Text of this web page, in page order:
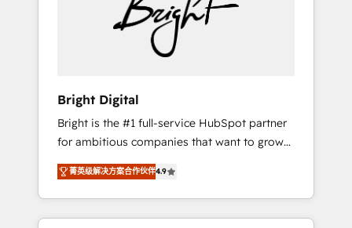
Impact Award 🏆2022 Platform Migration
Excellence Impact Award 🏆2020 Elite
Solutions Partner 🏆2019 Integrations
Website Design HubSpot Impact Award 🏆
2017 Website Design HubSpot Impact Award
🏆2016 Growth-Driven Design Agency of the
Year 🏆2016 Sales Enablement HubSpot
Impact Award 🏆2015 Growth-Driven Design
Agency of the Year 🏆2015 Became the 5th
Agency to reach Diamond 🏆2014 HubSpot
Bright Digital
Bright is the #1 full-service HubSpot partner
for ambitious companies that want to grow
smarter. From HubSpot onboarding, to
training, from developing a new website to
lead generation and digital marketing; we do
it all (and with great results)! In short, our
菁英级解决方案合作伙伴4.9